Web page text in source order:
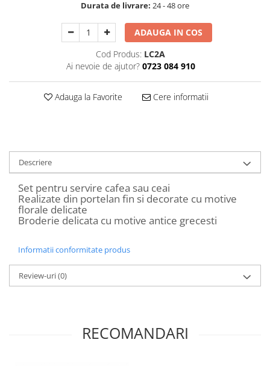
Decoratiuni Craciun
Sweet Wonderland
Crengute Decorative
Decoratiuni Luminoase
Aromaterapie Craciun
Durata de livrare: 24 - 48 ore
ADAUGA IN COS
Cod Produs: LC2A
Ai nevoie de ajutor? 0723 084 910
Adauga la Favorite Cere informatii
Descriere
Set pentru servire cafea sau ceai
Realizate din portelan fin si decorate cu motive
florale delicate
Broderie delicata cu motive antice grecesti
Informatii conformitate produs
Review-uri(0)
RECOMANDARI